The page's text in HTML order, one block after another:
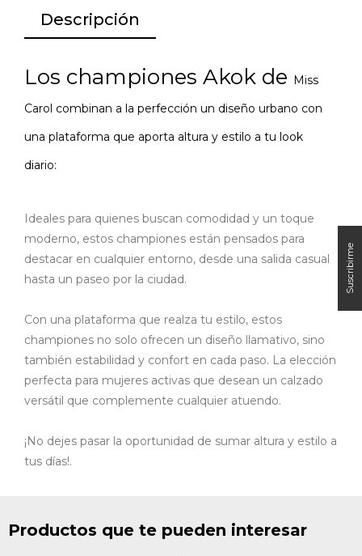
Descripción
Los championes Akok de Miss
Carol combinan a la perfección un diseño urbano con
una plataforma que aporta altura y estilo a tu look
diario:
Ideales para quienes buscan comodidad y un toque
moderno, estos championes están pensados para
destacar en cualquier entorno, desde una salida casual
hasta un paseo por la ciudad.
Con una plataforma que realza tu estilo, estos
championes no solo ofrecen un diseño llamativo, sino
también estabilidad y confort en cada paso. La elección
perfecta para mujeres activas que desean un calzado
versátil que complemente cualquier atuendo.
¡No dejes pasar la oportunidad de sumar altura y estilo a
tus días!.
Productos que te pueden interesar